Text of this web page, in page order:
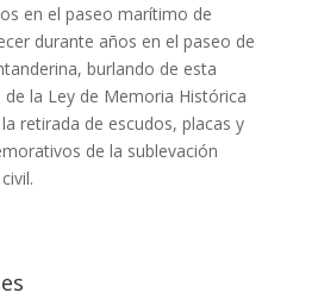
en el paseo marítimo de
durante años en el paseo de
burlando de esta
la Ley de Memoria Histórica
retirada de escudos, placas y
de la sublevación